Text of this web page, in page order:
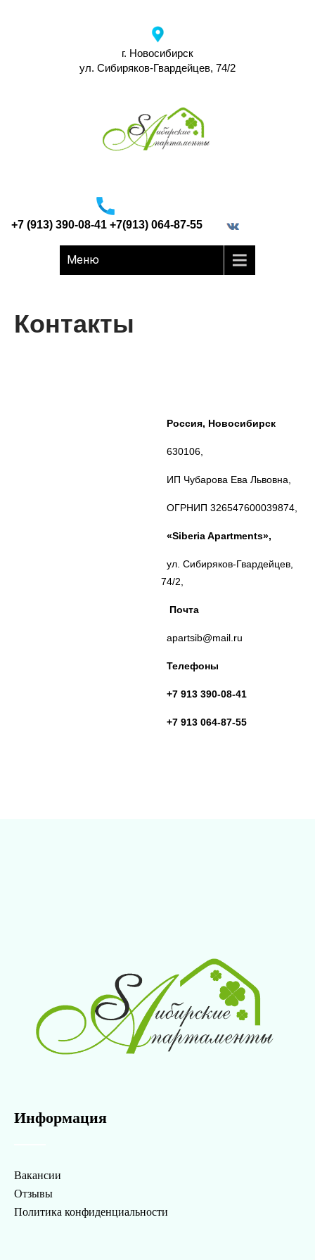
г. Новосибирск
ул. Сибиряков-Гвардейцев, 74/2
+7 (913) 390-08-41 +7(913) 064-87-55
Меню
Контакты
Россия, Новосибирск
630106,
ИП Чубарова Ева Львовна,
ОГРНИП 326547600039874,
«Siberia Apartments»,
ул. Сибиряков-Гвардейцев,
74/2,
Почта
apartsib@mail.ru
Телефоны
+7 913 390-08-41
+7 913 064-87-55
Информация
Вакансии
Отзывы
Политика конфиденциальности